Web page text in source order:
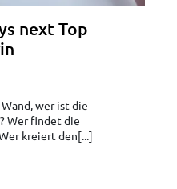
next Top
wer ist die
Wer findet die
kreiert den[...]